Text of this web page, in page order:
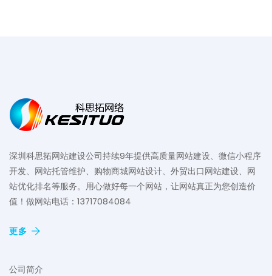
深圳科思拓网站建设公司持续9年提供高质量网站建设、微信小程序
开发、网站托管维护、购物商城网站设计、外贸出口网站建设、网
站优化排名等服务。用心做好每一个网站，让网站真正为您创造价
值！做网站电话：13717084084
更多
公司简介